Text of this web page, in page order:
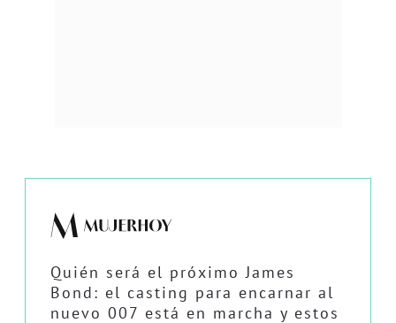
Quién será el próximo James
Bond: el casting para encarnar al
nuevo 007 está en marcha y estos